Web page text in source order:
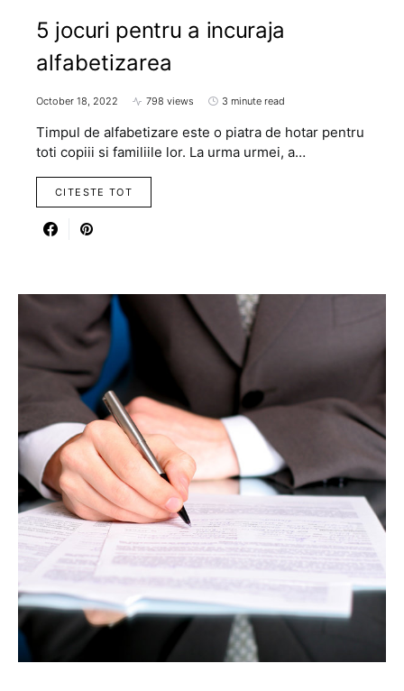
5 jocuri pentru a incuraja
alfabetizarea
October 18, 2022 798 views 3 minute read
Timpul de alfabetizare este o piatra de hotar pentru
toti copiii si familiile lor. La urma urmei, a…
CITESTE TOT